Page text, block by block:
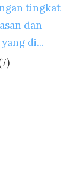
tingkat
dan
di...